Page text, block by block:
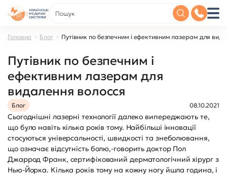
Головна Блог Путівник по безпечним і ефективним лазерам для
Путівник по безпечним і
ефективним лазерам для
видалення волосся
Блог 08.10.2021
Сьогоднішні лазерні технології далеко випереджають те,
що було навіть кілька років тому. Найбільші інновації
стосуються універсальності, швидкості та знеболювання,
що означає відсутність болю,-говорить доктор Пол
Джаррод Франк, сертифікований дерматологічний хірург з
Нью-Йорка. Кілька років тому на кожну ногу йшла година, і